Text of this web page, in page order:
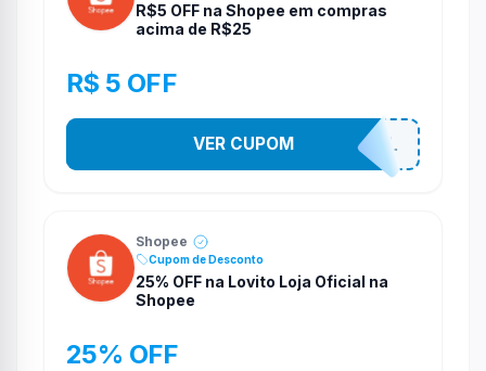
R$5 OFF na Shopee em compras
acima de R$25
R$ 5 OFF
PR0M0710N4L
VER CUPOM
Shopee
Cupom de Desconto
25% OFF na Lovito Loja Oficial na
Shopee
25% OFF